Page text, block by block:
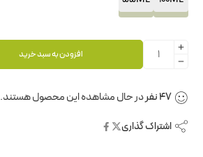
افزودن به سبد خرید
47نفردر حال مشاهده این محصول هستند.
اشتراک گذاری